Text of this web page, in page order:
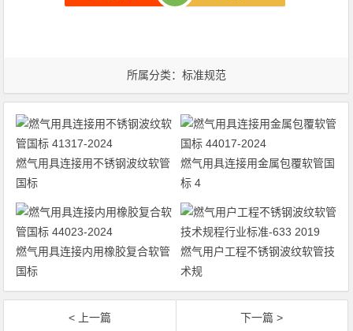
所属分类： 标准规范
燃气用具连接用不锈钢波纹软管
国标
燃气用具连接用金属包覆软管国
标 4
燃气用具连接内用橡胶复合软管
国标
燃气用户工程不锈钢波纹软管技
术规
< 上一篇 下一篇 >